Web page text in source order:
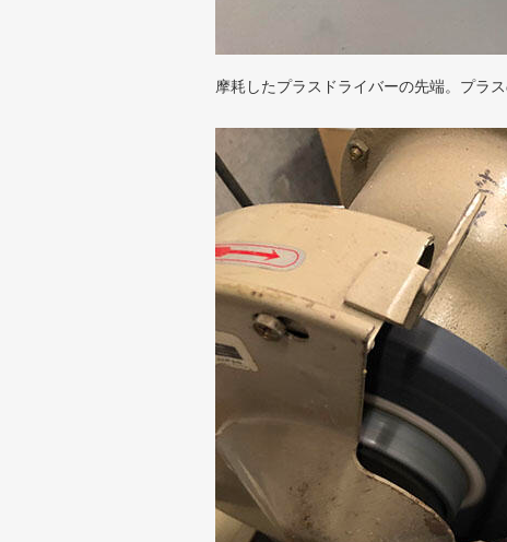
摩耗したプラスドライバーの先端。プラ